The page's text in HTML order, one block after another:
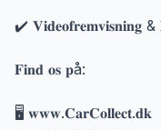
✔️ 𝐕𝐢𝐝𝐞𝐨𝐟𝐫𝐞𝐦𝐯𝐢𝐬𝐧𝐢𝐧𝐠 &
𝐅𝐢𝐧𝐝 𝐨𝐬 𝐩å:
🖥 𝐰𝐰𝐰.𝐂𝐚𝐫𝐂𝐨𝐥𝐥𝐞𝐜𝐭.𝐝𝐤